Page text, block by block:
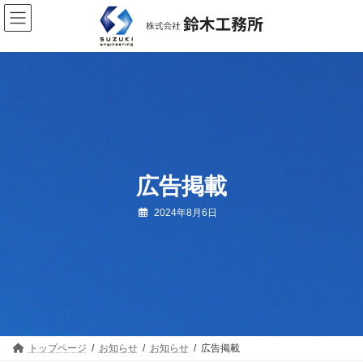
コ
ン
テ
ン
ナ
ビ
ゲ
ー
広告掲載
2024年8月6日
トップページ お知らせ お知らせ 広告掲載